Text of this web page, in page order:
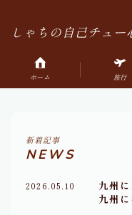
しゃちの自己チュー
MENU
雑記
ひとりごと
鉄道
ホーム 旅行
新着記事
NEWS
九州
九州に
2026.05.10